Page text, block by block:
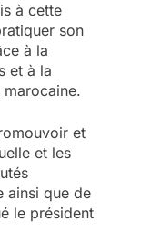
à cette
son
à la
et à la
et
et les
ainsi que de
le président